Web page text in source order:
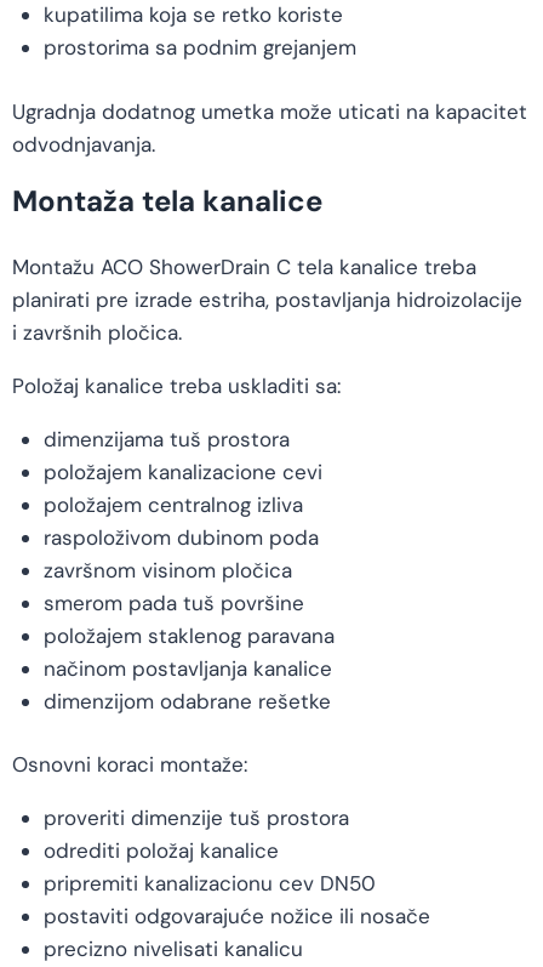
kupatilima koja se retko koriste
prostorima sa podnim grejanjem
Ugradnja dodatnog umetka može uticati na kapacitet
odvodnjavanja.
Montaža tela kanalice
Montažu ACO ShowerDrain C tela kanalice treba
planirati pre izrade estriha, postavljanja hidroizolacije
i završnih pločica.
Položaj kanalice treba uskladiti sa:
dimenzijama tuš prostora
položajem kanalizacione cevi
položajem centralnog izliva
raspoloživom dubinom poda
završnom visinom pločica
smerom pada tuš površine
položajem staklenog paravana
načinom postavljanja kanalice
dimenzijom odabrane rešetke
Osnovni koraci montaže:
proveriti dimenzije tuš prostora
odrediti položaj kanalice
pripremiti kanalizacionu cev DN50
postaviti odgovarajuće nožice ili nosače
precizno nivelisati kanalicu